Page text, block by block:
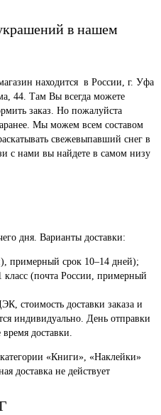
в нашем
находится в России, г. Уфа
44. Там Вы всегда можете
заказ. Но пожалуйста
Мы можем всем составом
свежевыпавший снег в
с нами вы найдете в самом низу
дня. Варианты доставки:
примерный срок 10–14 дней);
класс (почта России, примерный
стоимость доставки заказа и
индивидуально. День отправки
доставки.
категории «Книги», «Наклейки»
доставка не действует